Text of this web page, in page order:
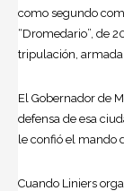
como segundo
“Dromedario”, de
tripulación, armada
El Gobernador de
defensa de esa
le confió el mando
Cuando Liniers